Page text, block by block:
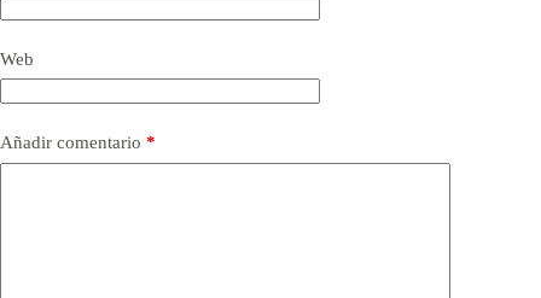
Web
Añadir comentario *